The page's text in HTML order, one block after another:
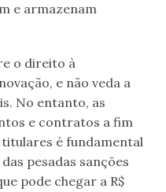
e armazenam
o direito à
e não veda a
No entanto, as
e contratos a fim
é fundamental
pesadas sanções
pode chegar a R$